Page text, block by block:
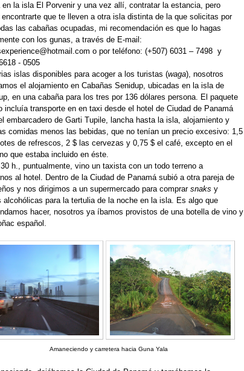
en la isla El Porvenir y una vez allí, contratar la estancia, pero
encontrarte que te lleven a otra isla distinta de la que solicitas por
las cabañas ocupadas, mi recomendación es que lo hagas
con los gunas, a través de E-mail:
o por teléfono: (+507) 6031 – 7498 y
- 0505
islas disponibles para acoger a los turistas (waga), nosotros
el alojamiento en Cabañas Senidup, ubicadas en la isla de
en una cabaña para los tres por 136 dólares persona. El paquete
incluía transporte en en taxi desde el hotel de Ciudad de Panamá
embarcadero de Garti Tupile, lancha hasta la isla, alojamiento y
comidas menos las bebidas, que no tenían un precio excesivo: 1,5
de refrescos, 2 $ las cervezas y 0,75 $ el café, excepto en el
que estaba incluido en éste.
h., puntualmente, vino un taxista con un todo terreno a
al hotel. Dentro de la Ciudad de Panamá subió a otra pareja de
y nos dirigimos a un supermercado para comprar snaks y
alcohólicas para la tertulia de la noche en la isla. Es algo que
hacer, nosotros ya íbamos provistos de una botella de vino y
español.
Amaneciendo y carretera hacia Guna Yala